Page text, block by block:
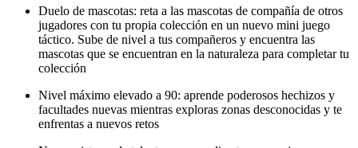
Duelo de mascotas: reta a las mascotas de compañía de otros
jugadores con tu propia colección en un nuevo mini juego
táctico. Sube de nivel a tus compañeros y encuentra las
mascotas que se encuentran en la naturaleza para completar tu
colección
Nivel máximo elevado a 90: aprende poderosos hechizos y
facultades nuevas mientras exploras zonas desconocidas y te
enfrentas a nuevos retos